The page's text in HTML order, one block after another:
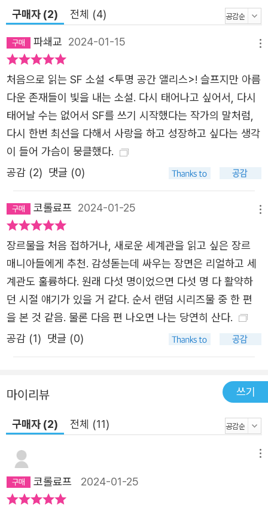
들은 사람들에게 먼저 손을 내밀 수 있었다. 그리고 그게 어
쩌면 그들이 가진 진정한 능력일지도 모른다. 우리는 외계인
도, 귀신도 아니었다. 단지 화를 낼 데가 없고, 몰두할 게 필
요한 사람들일 뿐 『투명 공간 앨리스』는 외계 종족이 어디에
서 왔는지, 어쩌다 주인공 일행이 능력을 갖게 됐는지 자세
히 밝히지 않는다. 오히려 주인공과 친구들이 일상에서 부당
하고 모순적인 상황을 겪는 장면이 많이 등장한다. 이러한
흐름은 그들이 소위 ‘퇴마’를 하면서 만나는 의뢰인들의 사
연으로 이어진다. “그 후로도 믐이 찾아낸 사람들은 대부분
빙의가 아니었다. 마음 깊은 곳에서 자기 자신을 미워하고
하는 사람들이기도 했다.” (56쪽) 작중에서 사람들이 ‘빙
의’라고 말하는 현상은 육체의 주인이 아닌 다른 빛무리 몸
이 들어간 경우다. 보통은 착각인 경우가 많지만, 사람들은
절실하게 누군가의 도움을 바라곤 한다. 그래서 몸 밖으로
꺼내주거나 몸을 통과하게만 해줘도 사람들은 말끔히 낫는
다. 물론 주인공 일행이 쫓는 외계 종족 ‘데커’가 침입한 경우
도 있었지만 데커의 손아귀에서 벗어나는 것 또한 누군가의
도움이 필요한 일이다. 『투명 공간 앨리스』는 이렇듯 남들과
히려 사람들을 돕고 보살핀다. 사람을 둘러싼 증오의 연쇄를
끊어내고자 하는 그들의 선택은, 모든 빛이 그러하듯 어둠
속에서 더욱 밝게 빛난다. 결국 외계인도, 다른 차원에서 온
존재도 아닌 그들을 보면서 우리는 느낄 수 있다. 다른 세상
의 이야기인 척 자신의 이야기를 할 수 있었다는 작가의 말
처럼, 서로를 구원할 힘은 거창한 능력이 아니라 서로가 빛
나는 존재임을 아는 것에서 비롯된다는 사실을 말이다. 네온
구매자 (2) 전체 (4)
파쇄교 2024-01-15
처음으로 읽는 SF 소설 <투명 공간 앨리스>! 슬프지만 아름
다운 존재들이 빛을 내는 소설. 다시 태어나고 싶어서, 다시
태어날 수는 없어서 SF를 쓰기 시작했다는 작가의 말처럼,
다시 한번 최선을 다해서 사랑을 하고 성장하고 싶다는 생각
이 들어 가슴이 뭉클했다.
공감 (2) 댓글 (0)
코롤료프 2024-01-25
장르물을 처음 접하거나, 새로운 세계관을 읽고 싶은 장르
매니아들에게 추천. 감성돋는데 싸우는 장면은 리얼하고 세
계관도 훌륭하다. 원래 다섯 명이었으면 다섯 명 다 활약하
던 시절 얘기가 있을 거 같다. 순서 랜덤 시리즈물 중 한 편
을 본 것 같음. 물론 다음 편 나오면 나는 당연히 산다.
공감 (1) 댓글 (0)
마이리뷰 쓰기
구매자 (2) 전체 (11)
코롤료프 2024-01-25